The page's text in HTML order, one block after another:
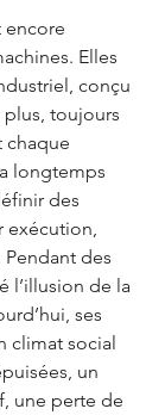
encore
Elles
conçu
toujours
chaque
longtemps
des
exécution,
Pendant des
l’illusion de la
ses
climat social
un
une perte de